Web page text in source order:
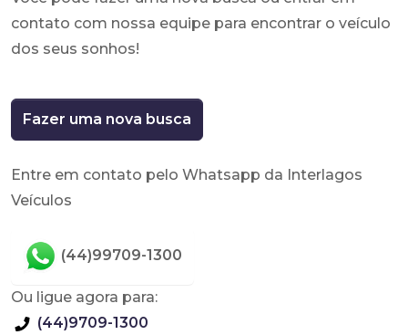
contato com nossa equipe para encontrar o veículo
dos seus sonhos!
Fazer uma nova busca
Entre em contato pelo Whatsapp da Interlagos
Veículos
(44)99709-1300
Ou ligue agora para:
(44)9709-1300